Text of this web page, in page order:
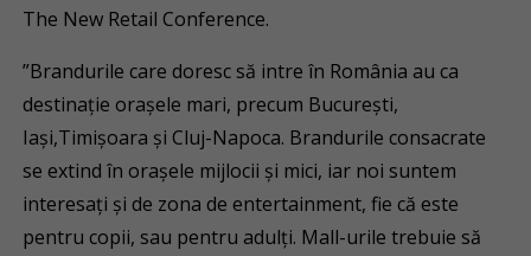
The New Retail Conference.
”Brandurile care doresc să intre în România au ca
destinaţie orașele mari, precum Bucureşti,
Iaşi,Timişoara şi Cluj-Napoca. Brandurile consacrate
se extind în oraşele mijlocii şi mici, iar noi suntem
interesaţi şi de zona de entertainment, fie că este
pentru copii, sau pentru adulţi. Mall-urile trebuie să